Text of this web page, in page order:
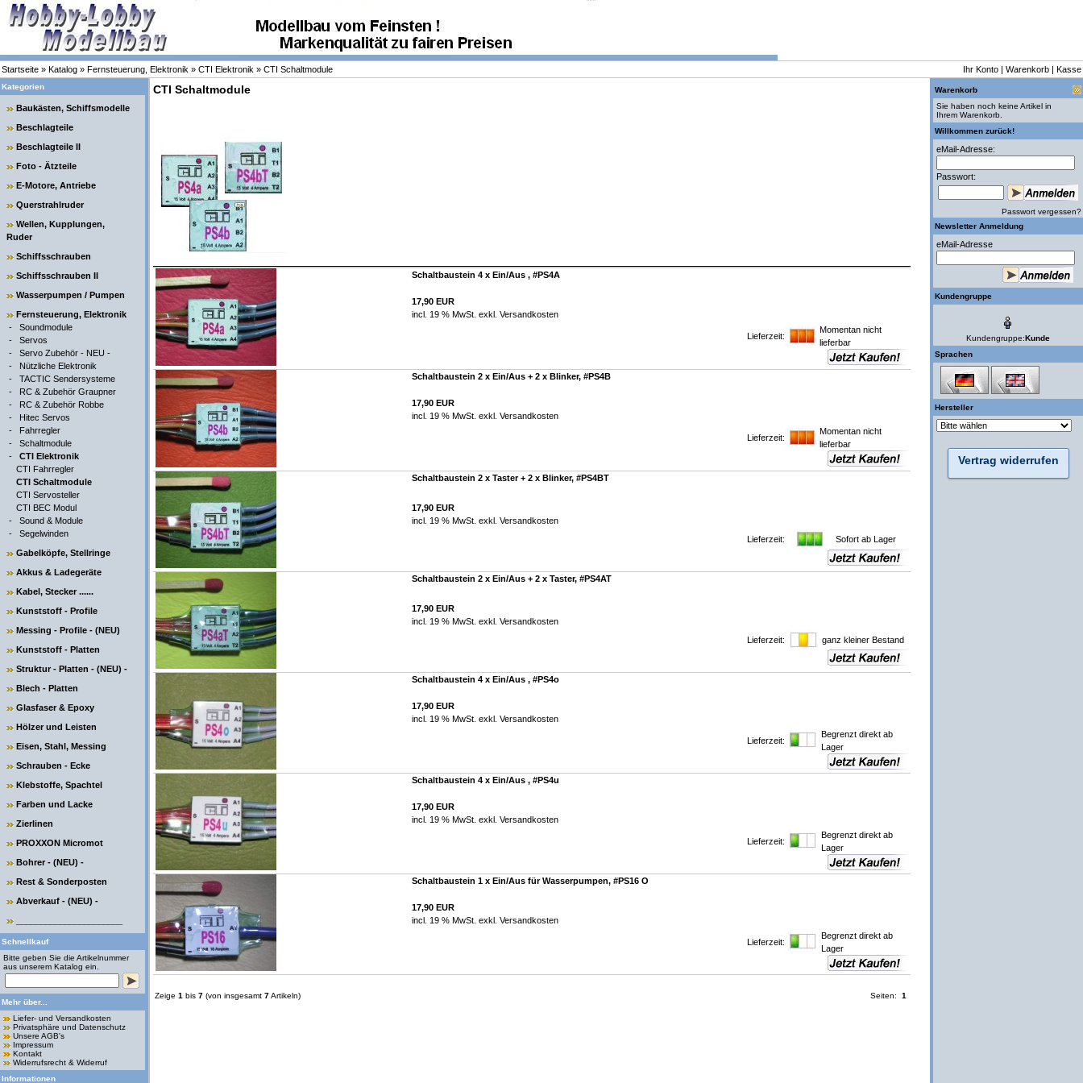
Startseite » Katalog » Fernsteuerung, Elektronik » CTI Elektronik » CTI Schaltmodule Ihr Konto | Warenkorb | Kasse
Kategorien
Baukästen, Schiffsmodelle
Beschlagteile
Beschlagteile II
Foto - Ätzteile
E-Motore, Antriebe
Querstrahlruder
Wellen, Kupplungen,
Ruder
Schiffsschrauben
Schiffsschrauben II
Wasserpumpen / Pumpen
Fernsteuerung, Elektronik
- Soundmodule
- Servos
- Servo Zubehör - NEU -
- Nützliche Elektronik
- TACTIC Sendersysteme
- RC & Zubehör Graupner
- RC & Zubehör Robbe
- Hitec Servos
- Fahrregler
- Schaltmodule
- CTI Elektronik
CTI Fahrregler
CTI Schaltmodule
CTI Servosteller
CTI BEC Modul
- Sound & Module
- Segelwinden
Gabelköpfe, Stellringe
Akkus & Ladegeräte
Kabel, Stecker ......
Kunststoff - Profile
Messing - Profile - (NEU)
Kunststoff - Platten
Struktur - Platten - (NEU) -
Blech - Platten
Glasfaser & Epoxy
Hölzer und Leisten
Eisen, Stahl, Messing
Schrauben - Ecke
Klebstoffe, Spachtel
Farben und Lacke
Zierlinen
PROXXON Micromot
Bohrer - (NEU) -
Rest & Sonderposten
Abverkauf - (NEU) -
Schnellkauf
Bitte geben Sie die Artikelnummer
aus unserem Katalog ein.
Mehr über...
Liefer- und Versandkosten
Privatsphäre und Datenschutz
Unsere AGB's
Impressum
Kontakt
Widerrufsrecht & Widerruf
Informationen
CTI Schaltmodule
Schaltbaustein 4 x Ein/Aus , #PS4A
17,90 EUR
incl. 19 % MwSt. exkl. Versandkosten
Lieferzeit:
Momentan nicht
lieferbar
Schaltbaustein 2 x Ein/Aus + 2 x Blinker, #PS4B
17,90 EUR
incl. 19 % MwSt. exkl. Versandkosten
Lieferzeit:
Momentan nicht
lieferbar
Schaltbaustein 2 x Taster + 2 x Blinker, #PS4BT
17,90 EUR
incl. 19 % MwSt. exkl. Versandkosten
Lieferzeit:
Sofort ab Lager
Schaltbaustein 2 x Ein/Aus + 2 x Taster, #PS4AT
17,90 EUR
incl. 19 % MwSt. exkl. Versandkosten
Lieferzeit:
ganz kleiner Bestand
Schaltbaustein 4 x Ein/Aus , #PS4o
17,90 EUR
incl. 19 % MwSt. exkl. Versandkosten
Lieferzeit:
Begrenzt direkt ab
Lager
Schaltbaustein 4 x Ein/Aus , #PS4u
17,90 EUR
incl. 19 % MwSt. exkl. Versandkosten
Lieferzeit:
Begrenzt direkt ab
Lager
Schaltbaustein 1 x Ein/Aus für Wasserpumpen, #PS16 O
17,90 EUR
incl. 19 % MwSt. exkl. Versandkosten
Lieferzeit:
Begrenzt direkt ab
Lager
Zeige 1 bis 7 (von insgesamt 7Artikeln) Seiten: 1
Warenkorb
Sie haben noch keine Artikel in
Ihrem Warenkorb.
Willkommen zurück!
eMail-Adresse:
Passwort:
Passwort vergessen?
Newsletter Anmeldung
eMail-Adresse
Kundengruppe
Kundengruppe:Kunde
Sprachen
Hersteller
Vertrag widerrufen